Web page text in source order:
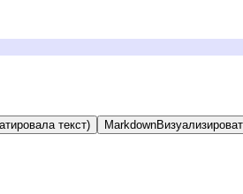
текст) Markdown